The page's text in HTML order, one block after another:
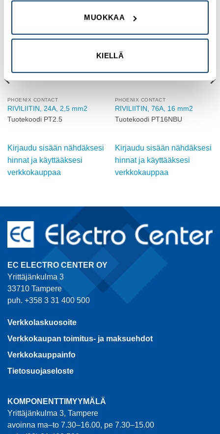
MUOKKAA
KIELLÄ
Add to
PHOENIX CONTACT
RIVILIITIN, 24A, 2,5 mm2
Tuotekoodi PT2.5
Kirjaudu sisään nähdäksesi
hinnat ja käyttääksesi
verkkokauppaa
PHOENIX CONTACT
RIVILIITIN, 76A, 16 mm2
Tuotekoodi PT16NBU
Kirjaudu sisään nähdäksesi
hinnat ja käyttääksesi
verkkokauppaa
EC ELECTRO CENTER OY
Yrittäjänkulma 3
33710 Tampere
puh. +358 3 31 400 500
Verkkolaskuosoite
Verkkokaupan toimitus- ja maksuehdot
Verkkokauppainfo
Tietosuojaseloste
KOMPONENTTIMYYMÄLÄ
Yrittäjänkulma 3, Tampere
avoinna ma–to 7.30–16.00, pe 7.30–15.00